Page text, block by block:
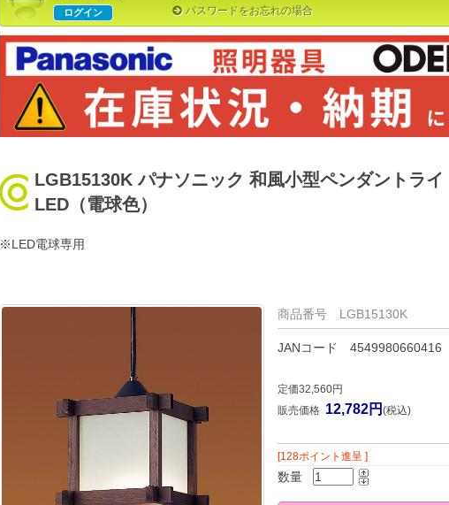
ログイン パスワードをお忘れの場合
※LED電球専用
LGB15130K パナソニック 和風小型ペンダントライ
LED（電球色）
商品番号 LGB15130K
JANコード 4549980660416
定価32,560円
販売価格 12,782円 (税込)
[128ポイント進呈 ]
数量